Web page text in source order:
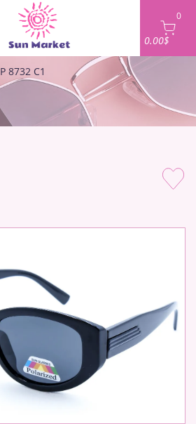
0
0.00$
P 8732 C1